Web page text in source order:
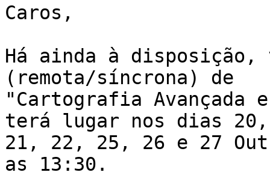
Caros,
Há ainda à disposição,
(remota/síncrona) de
"Cartografia Avançada
terá lugar nos dias 20,
21, 22, 25, 26 e 27
as 13:30.